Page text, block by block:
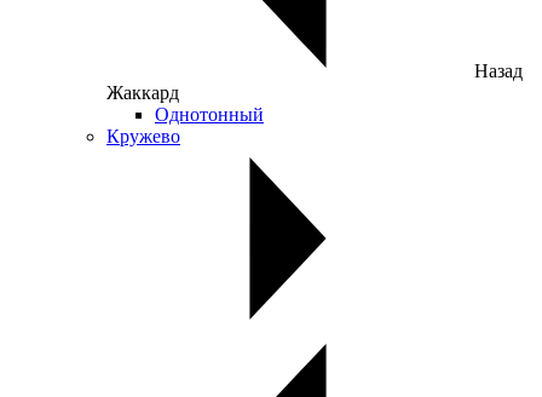
Назад
Жаккард
Однотонный
Кружево